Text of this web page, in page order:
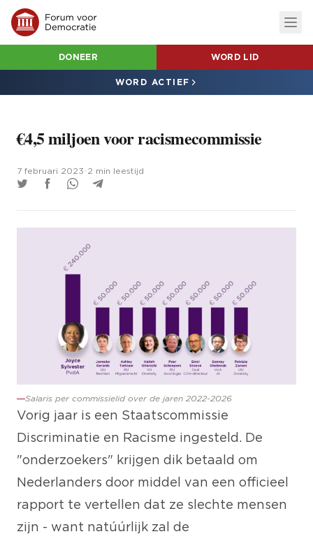
DONEER WORD LID
WORD ACTIEF
€4,5 miljoen voor racismecommissie
7 februari 2023 2 min leestijd
Salaris per commissielid over de jaren 2022-2026
Vorig jaar is een Staatscommissie
Discriminatie en Racisme ingesteld. De
"onderzoekers" krijgen dik betaald om
Nederlanders door middel van een officieel
rapport te vertellen dat ze slechte mensen
zijn - want natúúrlijk zal de